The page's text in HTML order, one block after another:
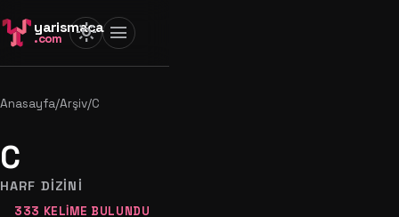
yarismaca
.com light_mode menu
Anasayfa/Arşiv/C
C
HARF DIZINI
333 KELIME BULUNDU